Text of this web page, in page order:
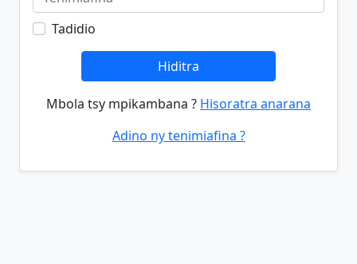
Tadidio
Hiditra
Mbola tsy mpikambana ? Hisoratra anarana
Adino ny tenimiafina ?